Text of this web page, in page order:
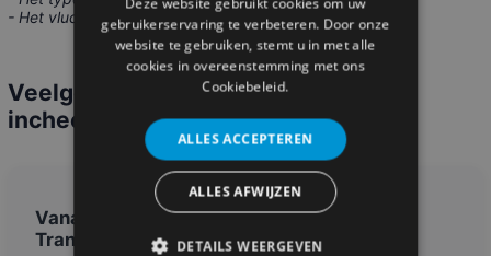
- Het vluchtschema kan nog wijzigen.
Veelgestelde vragen over online
inchecken bij Transavia
Vanaf wanneer kan ik online inchecken bij
Transavia?
gebruikerservaring te verbeteren. Door onze
website te gebruiken, stemt u in met alle
cookies in overeenstemming met ons
Cookiebeleid.
ALLES ACCEPTEREN
ALLES AFWIJZEN
DETAILS WEERGEVEN